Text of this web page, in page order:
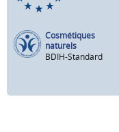
Cosmétiques
naturels
BDIH-Standard